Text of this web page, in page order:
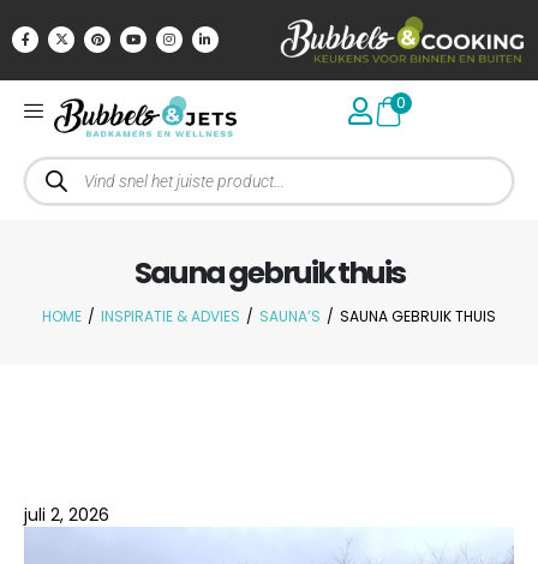
0
Sauna gebruik thuis
HOME / INSPIRATIE & ADVIES / SAUNA’S / SAUNA GEBRUIK THUIS
juli 2, 2026